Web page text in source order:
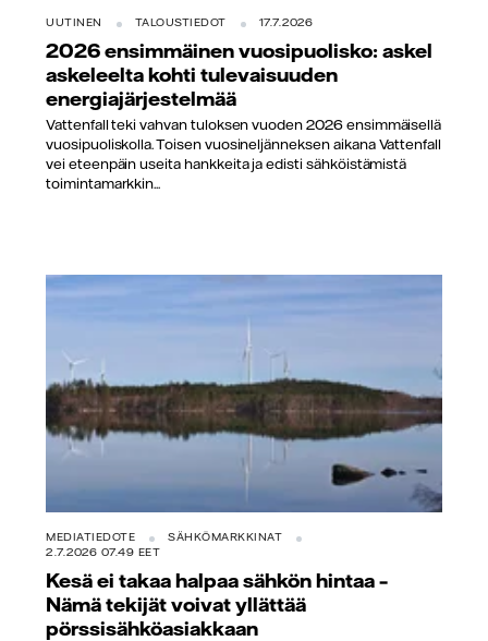
UUTINEN TALOUSTIEDOT 17.7.2026
2026 ensimmäinen vuosipuolisko: askel
askeleelta kohti tulevaisuuden
energiajärjestelmää
Vattenfall teki vahvan tuloksen vuoden 2026 ensimmäisellä
vuosipuoliskolla. Toisen vuosineljänneksen aikana Vattenfall
vei eteenpäin useita hankkeita ja edisti sähköistämistä
toimintamarkkin...
MEDIATIEDOTE
SÄHKÖMARKKINAT
2.7.2026 07.49 EET
Kesä ei takaa halpaa sähkön hintaa –
Nämä tekijät voivat yllättää
pörssisähköasiakkaan